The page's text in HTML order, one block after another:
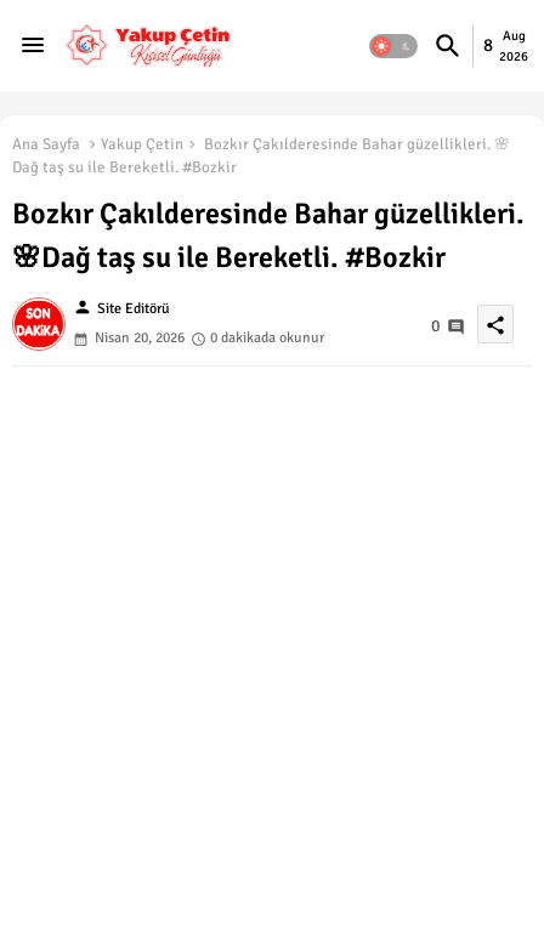
8
Aug
2026
Ana Sayfa Yakup Çetin
Bozkır Çakılderesinde Bahar güzellikleri. 🌸
Dağ taş su ile Bereketli. #Bozkir
Bozkır Çakılderesinde Bahar güzellikleri.
🌸Dağ taş su ile Bereketli. #Bozkir
person Site Editörü
Nisan 20, 2026
0 dakikada okunur
0 share